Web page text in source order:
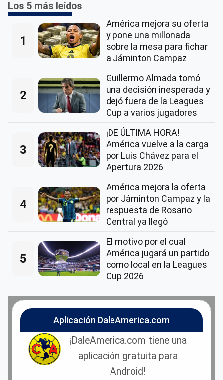
Los 5 más leídos
1
América mejora su oferta
y pone una millonada
sobre la mesa para fichar
a Jáminton Campaz
2
Guillermo Almada tomó
una decisión inesperada y
dejó fuera de la Leagues
Cup a varios jugadores
3
¡DE ÚLTIMA HORA!
América vuelve a la carga
por Luis Chávez para el
Apertura 2026
4
América mejora la oferta
por Jáminton Campaz y la
respuesta de Rosario
Central ya llegó
5
El motivo por el cual
América jugará un partido
como local en la Leagues
Cup 2026
Aplicación DaleAmerica.com
¡DaleAmerica.com tiene una
aplicación gratuita para
Android!